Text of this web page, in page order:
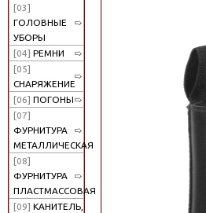
[03]
ГОЛОВНЫЕ
УБОРЫ
[04] РЕМНИ
[05]
СНАРЯЖЕНИЕ
[06] ПОГОНЫ
[07]
ФУРНИТУРА
МЕТАЛЛИЧЕСКАЯ
[08]
ФУРНИТУРА
ПЛАСТМАССОВАЯ
[09] КАНИТЕЛЬ,